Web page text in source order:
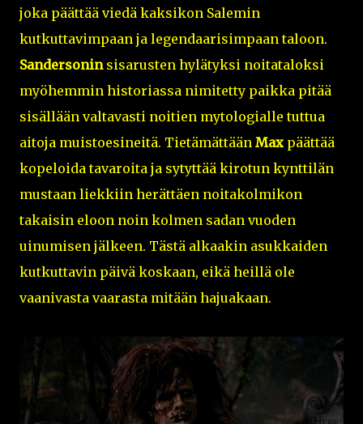
joka päättää viedä kaksikon Salemin
kutkuttavimpaan ja legendaarisimpaan taloon.
Sandersoninsisarusten hylätyksi noitataloksi
myöhemmin historiassa nimitetty paikka pitää
sisällään valtavasti noitien mytologialle tuttua
aitoja muistoesineitä. Tietämättään Max päättää
kopeloida tavaroita ja sytyttää kirotun kynttilän
mustaan liekkiin herättäen noitakolmikon
takaisin eloon noin kolmen sadan vuoden
uinumisen jälkeen. Tästä alkaakin asukkaiden
kutkuttavin päivä koskaan, eikä heillä ole
vaanivasta vaarasta mitään hajuakaan.